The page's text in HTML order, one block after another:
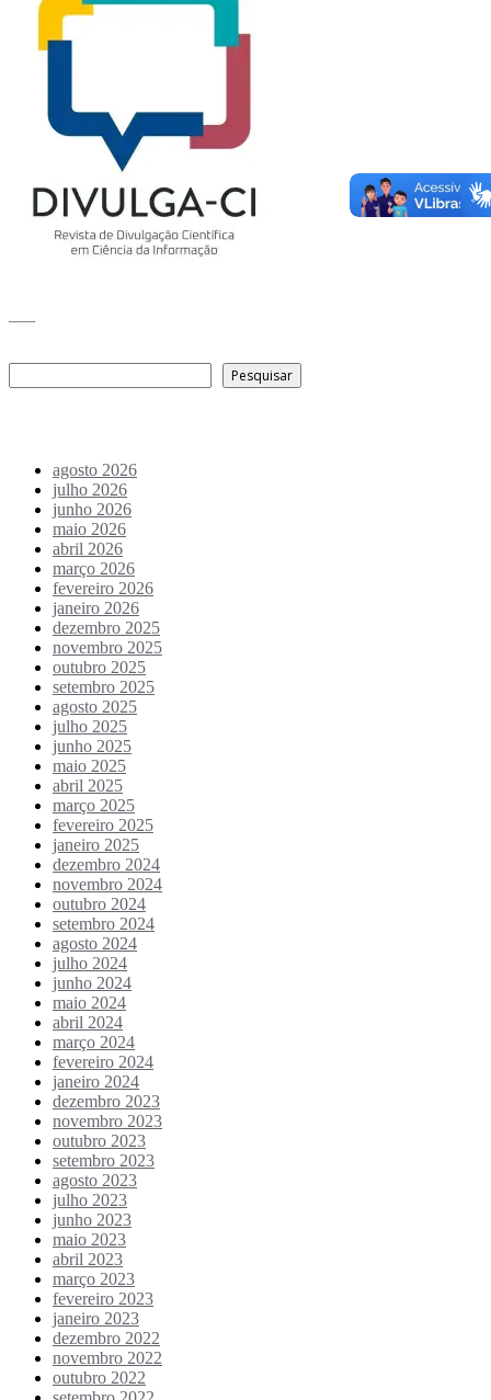
Pesquisar
agosto 2026
julho 2026
junho 2026
maio 2026
abril 2026
março 2026
fevereiro 2026
janeiro 2026
dezembro 2025
novembro 2025
outubro 2025
setembro 2025
agosto 2025
julho 2025
junho 2025
maio 2025
abril 2025
março 2025
fevereiro 2025
janeiro 2025
dezembro 2024
novembro 2024
outubro 2024
setembro 2024
agosto 2024
julho 2024
junho 2024
maio 2024
abril 2024
março 2024
fevereiro 2024
janeiro 2024
dezembro 2023
novembro 2023
outubro 2023
setembro 2023
agosto 2023
julho 2023
junho 2023
maio 2023
abril 2023
março 2023
fevereiro 2023
janeiro 2023
dezembro 2022
novembro 2022
outubro 2022